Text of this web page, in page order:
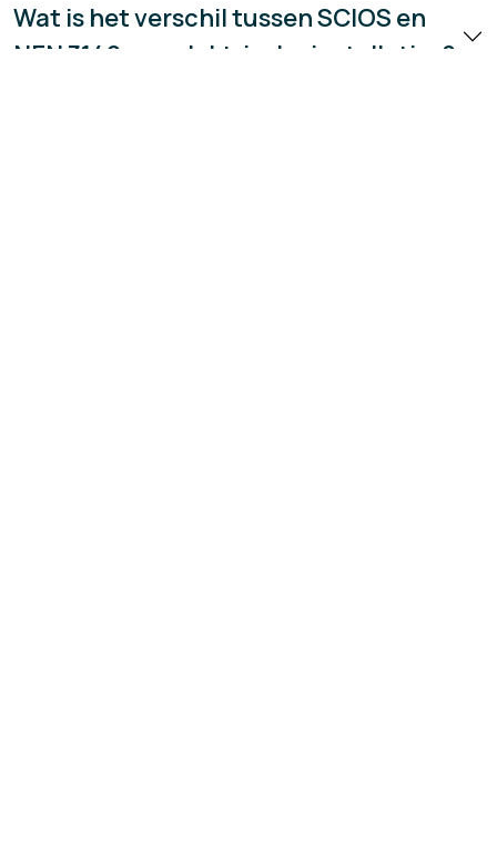
Wat is het verschil tussen SCIOS en
NEN 3140 van elektrische installaties?